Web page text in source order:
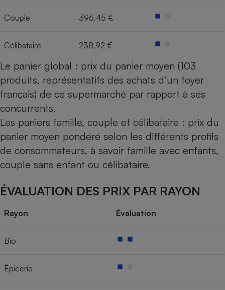
Couple 396,45 €
Célibataire 238,92 €
Le panier global : prix du panier moyen (103
produits, représentatifs des achats d’un foyer
français) de ce supermarché par rapport à ses
concurrents.
Les paniers famille, couple et célibataire : prix du
panier moyen pondéré selon les différents profils
de consommateurs, à savoir famille avec enfants,
couple sans enfant ou célibataire.
ÉVALUATION DES PRIX PAR RAYON
Rayon Évaluation
Bio
Épicerie